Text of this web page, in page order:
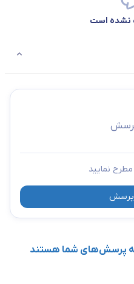
نشده است
نمایید
به پرسش‌های شما هستند